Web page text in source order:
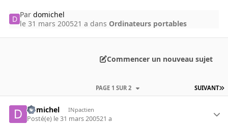
Pardomichel
le 31 mars 200521 a dans Ordinateurs portables
Commencer un nouveau sujet
SUIVANT
PAGE 1 SUR 2
domichel INpactien
Posté(e) le 31 mars 200521 a